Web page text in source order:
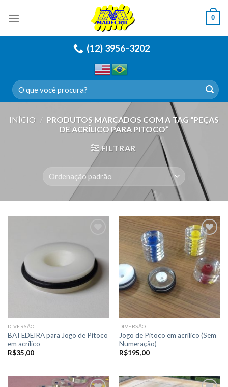
0
(12) 3956-3202
Pesquisar
por:
INÍCIO / PRODUTOS MARCADOS COM A TAG “PEÇAS
DE ACRÍLICO PARA PITOCO”
FILTRAR
Adicionar
a lista de
desejos
DIVERSÃO
BATEDEIRA para Jogo de Pitoco
em acrílico
R$35,00
Adicionar
a lista de
desejos
DIVERSÃO
Jogo de Pitoco em acrílico (Sem
Numeração)
R$195,00